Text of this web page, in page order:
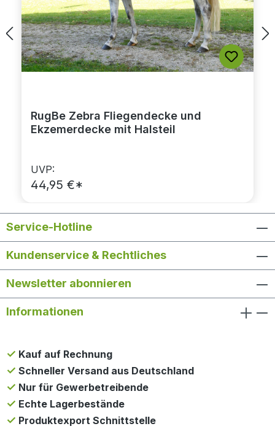
RugBe Zebra Fliegendecke und
Ekzemerdecke mit Halsteil
UVP:
44,95 €*
Service-Hotline
Kundenservice & Rechtliches
Newsletter abonnieren
Informationen
Kauf auf Rechnung
Schneller Versand aus Deutschland
Nur für Gewerbetreibende
Echte Lagerbestände
Produktexport Schnittstelle